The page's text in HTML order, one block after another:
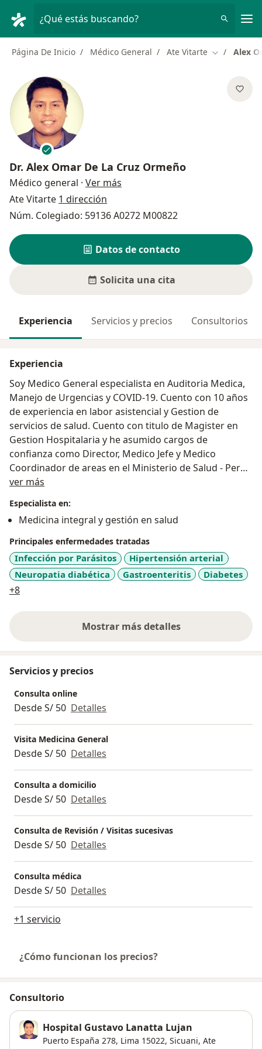
¿Qué estás buscando?
Página De Inicio Médico General Ate Vitarte Cambiar de
Alex
Dr. Alex Omar De La Cruz Ormeño
Médico general · Ver más
Ate Vitarte 1 dirección
Núm. Colegiado: 59136 A0272 M00822
Datos de contacto
Solicita una cita
Experiencia Servicios y precios Consultorios
Experiencia
Soy Medico General especialista en Auditoria Medica,
Manejo de Urgencias y COVID-19. Cuento con 10 años
de experiencia en labor asistencial y Gestion de
servicios de salud. Cuento con titulo de Magister en
Gestion Hospitalaria y he asumido cargos de
confianza como Director, Medico Jefe y Medico
Coordinador de areas en el Ministerio de Salud - Perú
(Madre de Dios, Cuzco, Callao, Lima)
ver más
Especialista en:
Medicina integral y gestión en salud
Principales enfermedades tratadas
Infección por Parásitos
Hipertensión arterial
Neuropatia diabética
Gastroenteritis Diabetes
+8a11y_sr_more_diseases
Mostrar más detalles
sobre la experiencia
Servicios y precios
Consulta online
Desde S/ 50 Detalles
Visita Medicina General
Desde S/ 50 Detalles
Consulta a domicilio
Desde S/ 50 Detalles
Consulta de Revisión / Visitas sucesivas
Desde S/ 50 Detalles
Consulta médica
Desde S/ 50 Detalles
+1 servicio
¿Cómo funcionan los precios?
Consultorio
Hospital Gustavo Lanatta Lujan
Puerto España 278, Lima 15022, Sicuani, Ate